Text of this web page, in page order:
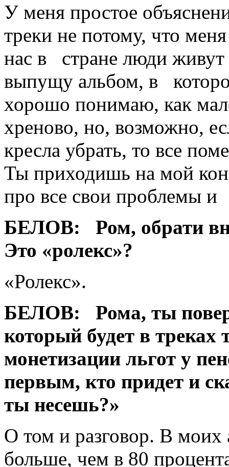
У меня простое
треки не потому, что
нас в стране люди живут
выпущу альбом, в
хорошо понимаю, как
хреново, но, возможно,
кресла убрать, то все
Ты приходишь на мой
про все свои проблемы
БЕЛОВ: Ром, обрати
Это «ролекс»?
«Ролекс».
БЕЛОВ: Рома, ты
который будет в треках
монетизации льгот у
первым, кто придет и
ты несешь?»
О том и разговор. В моих
больше, чем в 80